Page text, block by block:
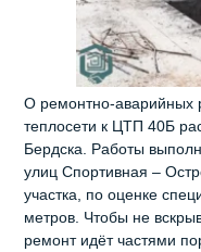
О ремонтно-аварийных
теплосети к ЦТП 40Б
Бердска. Работы
улиц Спортивная –
участка, по оценке
метров. Чтобы не
ремонт идёт частями